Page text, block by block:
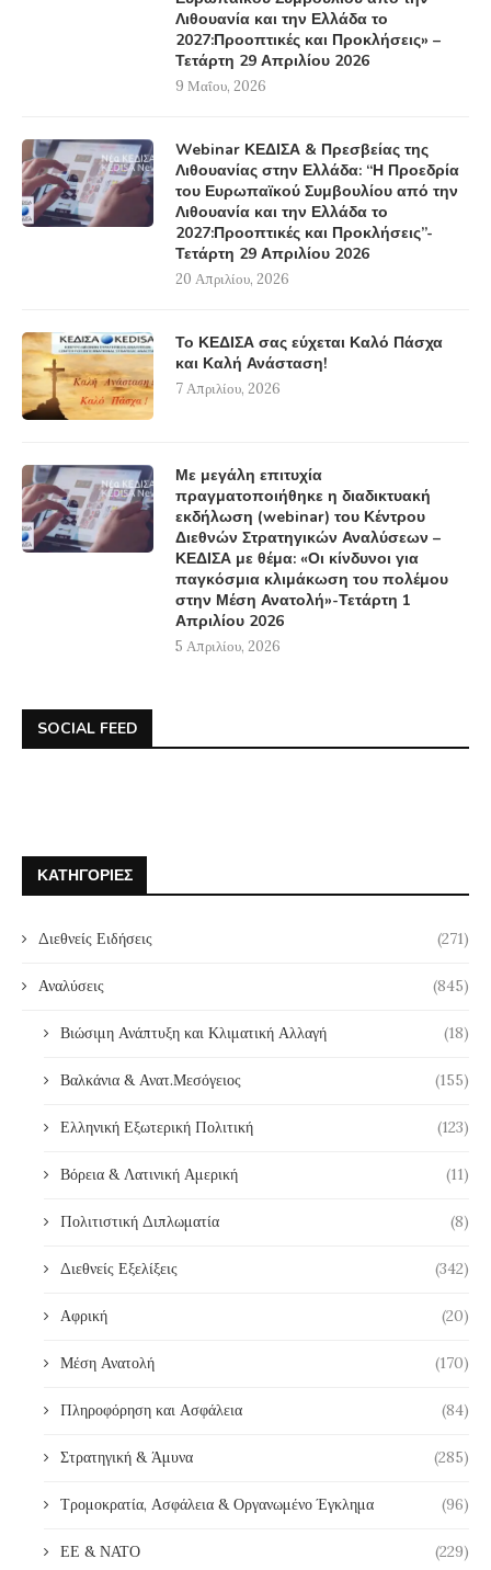
Λιθουανία και την Ελλάδα το
2027:Προοπτικές και Προκλήσεις» –
Τετάρτη 29 Απριλίου 2026
9 Μαΐου, 2026
Webinar ΚΕΔΙΣΑ & Πρεσβείας της
Λιθουανίας στην Ελλάδα: “Η Προεδρία
του Ευρωπαϊκού Συμβουλίου από την
Λιθουανία και την Ελλάδα το
2027:Προοπτικές και Προκλήσεις”-
Τετάρτη 29 Απριλίου 2026
20 Απριλίου, 2026
Το ΚΕΔΙΣΑ σας εύχεται Καλό Πάσχα
και Καλή Ανάσταση!
7 Απριλίου, 2026
Με μεγάλη επιτυχία
πραγματοποιήθηκε η διαδικτυακή
εκδήλωση (webinar) του Κέντρου
Διεθνών Στρατηγικών Αναλύσεων –
ΚΕΔΙΣΑ με θέμα: «Οι κίνδυνοι για
παγκόσμια κλιμάκωση του πολέμου
στην Μέση Ανατολή»-Τετάρτη 1
Απριλίου 2026
5 Απριλίου, 2026
SOCIAL FEED
ΚΑΤΗΓΟΡΊΕΣ
Διεθνείς Ειδήσεις (271)
Αναλύσεις (845)
Βιώσιμη Ανάπτυξη και Κλιματική Αλλαγή (18)
Βαλκάνια & Ανατ.Μεσόγειος (155)
Ελληνική Εξωτερική Πολιτική (123)
Βόρεια & Λατινική Αμερική (11)
Πολιτιστική Διπλωματία (8)
Διεθνείς Εξελίξεις (342)
Αφρική (20)
Μέση Ανατολή (170)
Πληροφόρηση και Ασφάλεια (84)
Στρατηγική & Άμυνα (285)
Τρομοκρατία, Ασφάλεια & Οργανωμένο Έγκλημα (96)
ΕΕ & ΝΑΤΟ (229)